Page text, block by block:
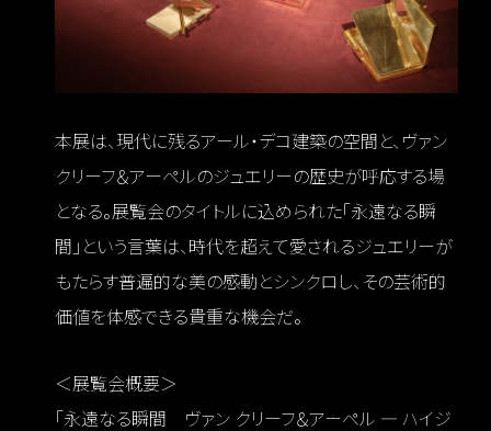
本展は、現代に残るアール・デコ建築の空間と、ヴァン
クリーフ＆アーペルのジュエリーの歴史が呼応する場
となる。展覧会のタイトルに込められた「永遠なる瞬
間」という言葉は、時代を超えて愛されるジュエリーが
もたらす普遍的な美の感動とシンクロし、その芸術的
価値を体感できる貴重な機会だ。
＜展覧会概要＞
「永遠なる瞬間 ヴァン クリーフ＆アーペル ― ハイジ